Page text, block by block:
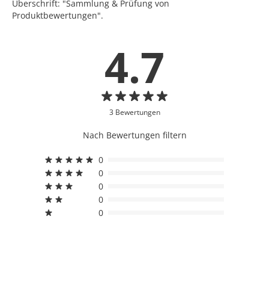
Überschrift: "Sammlung & Prüfung von
Produktbewertungen".
4.7
3 Bewertungen
Nach Bewertungen filtern
0
0
0
0
0